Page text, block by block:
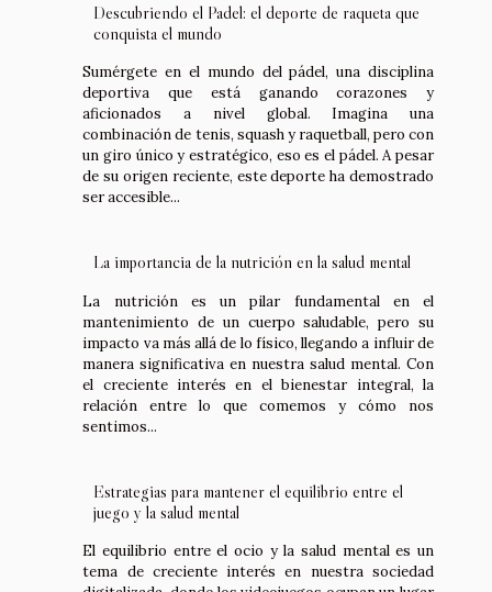
Descubriendo el Padel: el deporte de raqueta que
conquista el mundo
Sumérgete en el mundo del pádel, una disciplina
deportiva que está ganando corazones y
aficionados a nivel global. Imagina una
combinación de tenis, squash y raquetball, pero con
un giro único y estratégico, eso es el pádel. A pesar
de su origen reciente, este deporte ha demostrado
ser accesible...
La importancia de la nutrición en la salud mental
La nutrición es un pilar fundamental en el
mantenimiento de un cuerpo saludable, pero su
impacto va más allá de lo físico, llegando a influir de
manera significativa en nuestra salud mental. Con
el creciente interés en el bienestar integral, la
relación entre lo que comemos y cómo nos
sentimos...
Estrategias para mantener el equilibrio entre el
juego y la salud mental
El equilibrio entre el ocio y la salud mental es un
tema de creciente interés en nuestra sociedad